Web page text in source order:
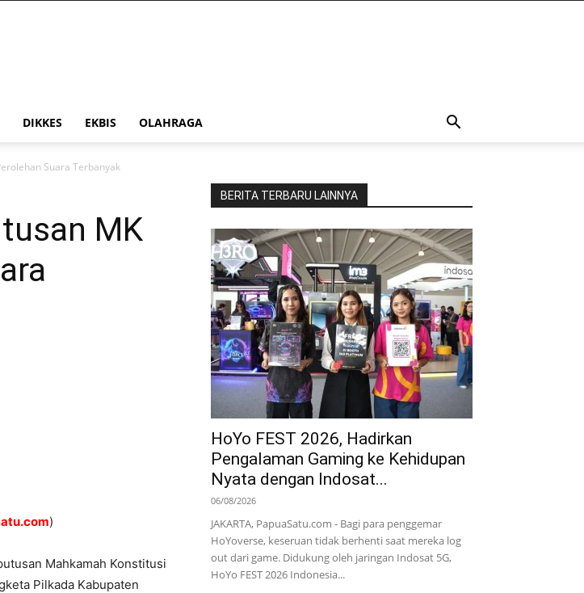
DIKKES EKBIS OLAHRAGA
Suara Terbanyak
MK
)
Mahkamah Konstitusi
Pilkada Kabupaten
BERITA TERBARU LAINNYA
HoYo FEST 2026, Hadirkan
Pengalaman Gaming ke Kehidupan
Nyata dengan Indosat...
06/08/2026
JAKARTA, PapuaSatu.com - Bagi para penggemar
HoYoverse, keseruan tidak berhenti saat mereka log
out dari game. Didukung oleh jaringan Indosat 5G,
HoYo FEST 2026 Indonesia...